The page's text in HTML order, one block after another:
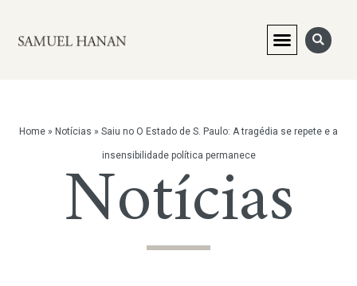
Home » Notícias » Saiu no O Estado de S. Paulo: A tragédia se repete e a
insensibilidade política permanece
Notícias